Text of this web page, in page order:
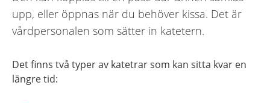
upp, eller öppnas när du behöver kissa. Det är
vårdpersonalen som sätter in katetern.
Det finns två typer av katetrar som kan sitta kvar en
längre tid: